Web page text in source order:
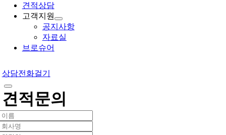
견적상담
고객지원
공지사항
자료실
브로슈어
상담전화걸기
견적문의